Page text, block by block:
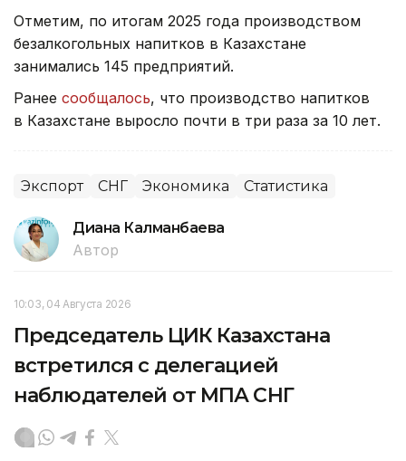
Отметим, по итогам 2025 года производством
безалкогольных напитков в Казахстане
занимались 145 предприятий.
Ранее сообщалось, что производство напитков
в Казахстане выросло почти в три раза за 10 лет.
Экспорт СНГ Экономика Статистика
Диана Калманбаева
Автор
10:03, 04 Августа 2026
Председатель ЦИК Казахстана
встретился с делегацией
наблюдателей от МПА СНГ